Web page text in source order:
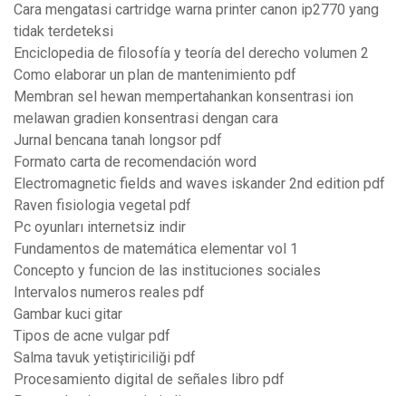
Cara mengatasi cartridge warna printer canon ip2770 yang
tidak terdeteksi
Enciclopedia de filosofía y teoría del derecho volumen 2
Como elaborar un plan de mantenimiento pdf
Membran sel hewan mempertahankan konsentrasi ion
melawan gradien konsentrasi dengan cara
Jurnal bencana tanah longsor pdf
Formato carta de recomendación word
Electromagnetic fields and waves iskander 2nd edition pdf
Raven fisiologia vegetal pdf
Pc oyunları internetsiz indir
Fundamentos de matemática elementar vol 1
Concepto y funcion de las instituciones sociales
Intervalos numeros reales pdf
Gambar kuci gitar
Tipos de acne vulgar pdf
Salma tavuk yetiştiriciliği pdf
Procesamiento digital de señales libro pdf